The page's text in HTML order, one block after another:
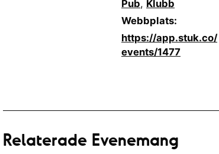
Pub, Klubb
Webbplats:
https://app.stuk.co/
events/1477
Relaterade Evenemang